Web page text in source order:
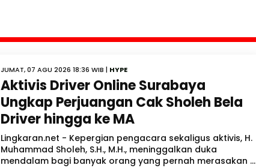
JUMAT, 07 AGU 2026 18:36 WIB | HYPE
Aktivis Driver Online Surabaya
Ungkap Perjuangan Cak Sholeh Bela
Driver hingga ke MA
Lingkaran.net - Kepergian pengacara sekaligus aktivis, H.
Muhammad Sholeh, S.H., M.H., meninggalkan duka
mendalam bagi banyak orang yang pernah merasakan ...